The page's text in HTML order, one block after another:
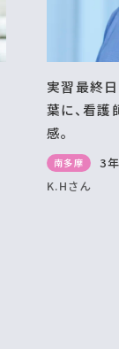
実習最終
葉に、看護
感。
南多摩
3
K.Hさん